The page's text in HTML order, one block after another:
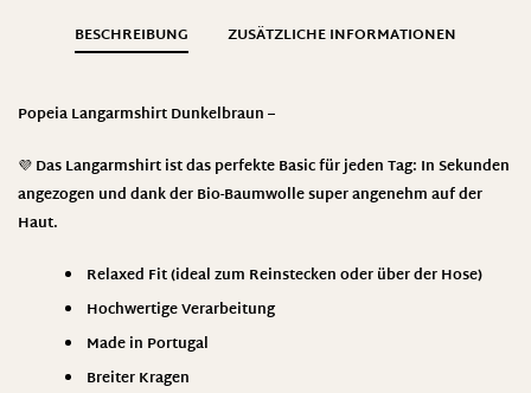
BESCHREIBUNG ZUSÄTZLICHE INFORMATIONEN
Popeia Langarmshirt Dunkelbraun –
💜 Das Langarmshirt ist das perfekte Basic für jeden Tag: In Sekunden
angezogen und dank der Bio-Baumwolle super angenehm auf der
Haut.
Relaxed Fit (ideal zum Reinstecken oder über der Hose)
Hochwertige Verarbeitung
Made in Portugal
Breiter Kragen